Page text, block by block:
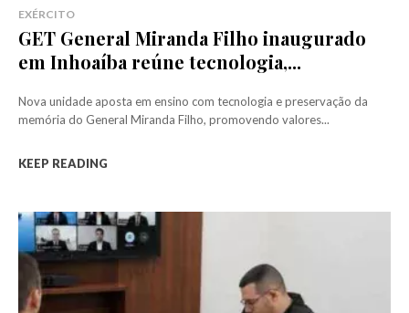
EXÉRCITO
GET General Miranda Filho inaugurado
em Inhoaíba reúne tecnologia,...
Nova unidade aposta em ensino com tecnologia e preservação da
memória do General Miranda Filho, promovendo valores...
KEEP READING